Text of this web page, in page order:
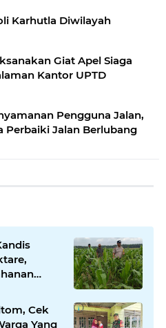
Karhutla Diwilayah
Giat Apel Siaga
Kantor UPTD
Pengguna Jalan,
Perbaiki Jalan Berlubang
Cek
Yang